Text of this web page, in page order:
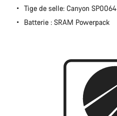
Tige de selle: Canyon SP0064
Batterie : SRAM Powerpack